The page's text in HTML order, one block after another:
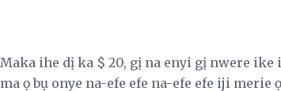
Maka ihe dị ka $ 20, gị na enyi gị nwere
ma ọ bụ onye na-efe efe na-efe efe iji